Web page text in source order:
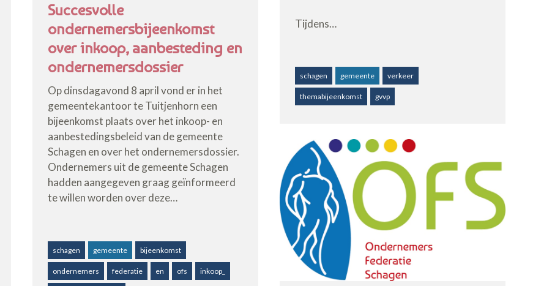
Tijdens…
schagen gemeente verkeer
themabijeenkomst gvvp
Succesvolle
ondernemersbijeenkomst
over inkoop, aanbesteding en
ondernemersdossier
Op dinsdagavond 8 april vond er in het
gemeentekantoor te Tuitjenhorn een
bijeenkomst plaats over het inkoop- en
aanbestedingsbeleid van de gemeente
Schagen en over het ondernemersdossier.
Ondernemers uit de gemeente Schagen
hadden aangegeven graag geïnformeerd
te willen worden over deze…
schagen gemeente bijeenkomst
ondernemers federatie en ofs inkoop_